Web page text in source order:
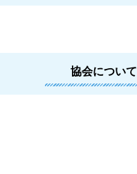
協会について